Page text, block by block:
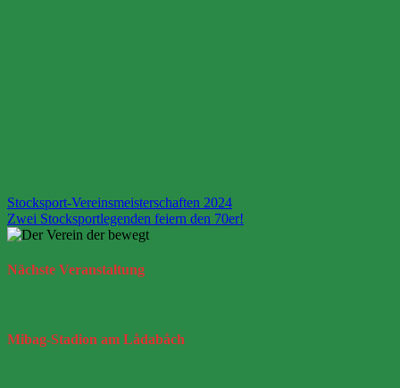
Beitragsnavigation
Stocksport-Vereinsmeisterschaften 2024
Zwei Stocksportlegenden feiern den 70er!
Nächste Veranstaltung
Mibag-Stadion am Lådabåch